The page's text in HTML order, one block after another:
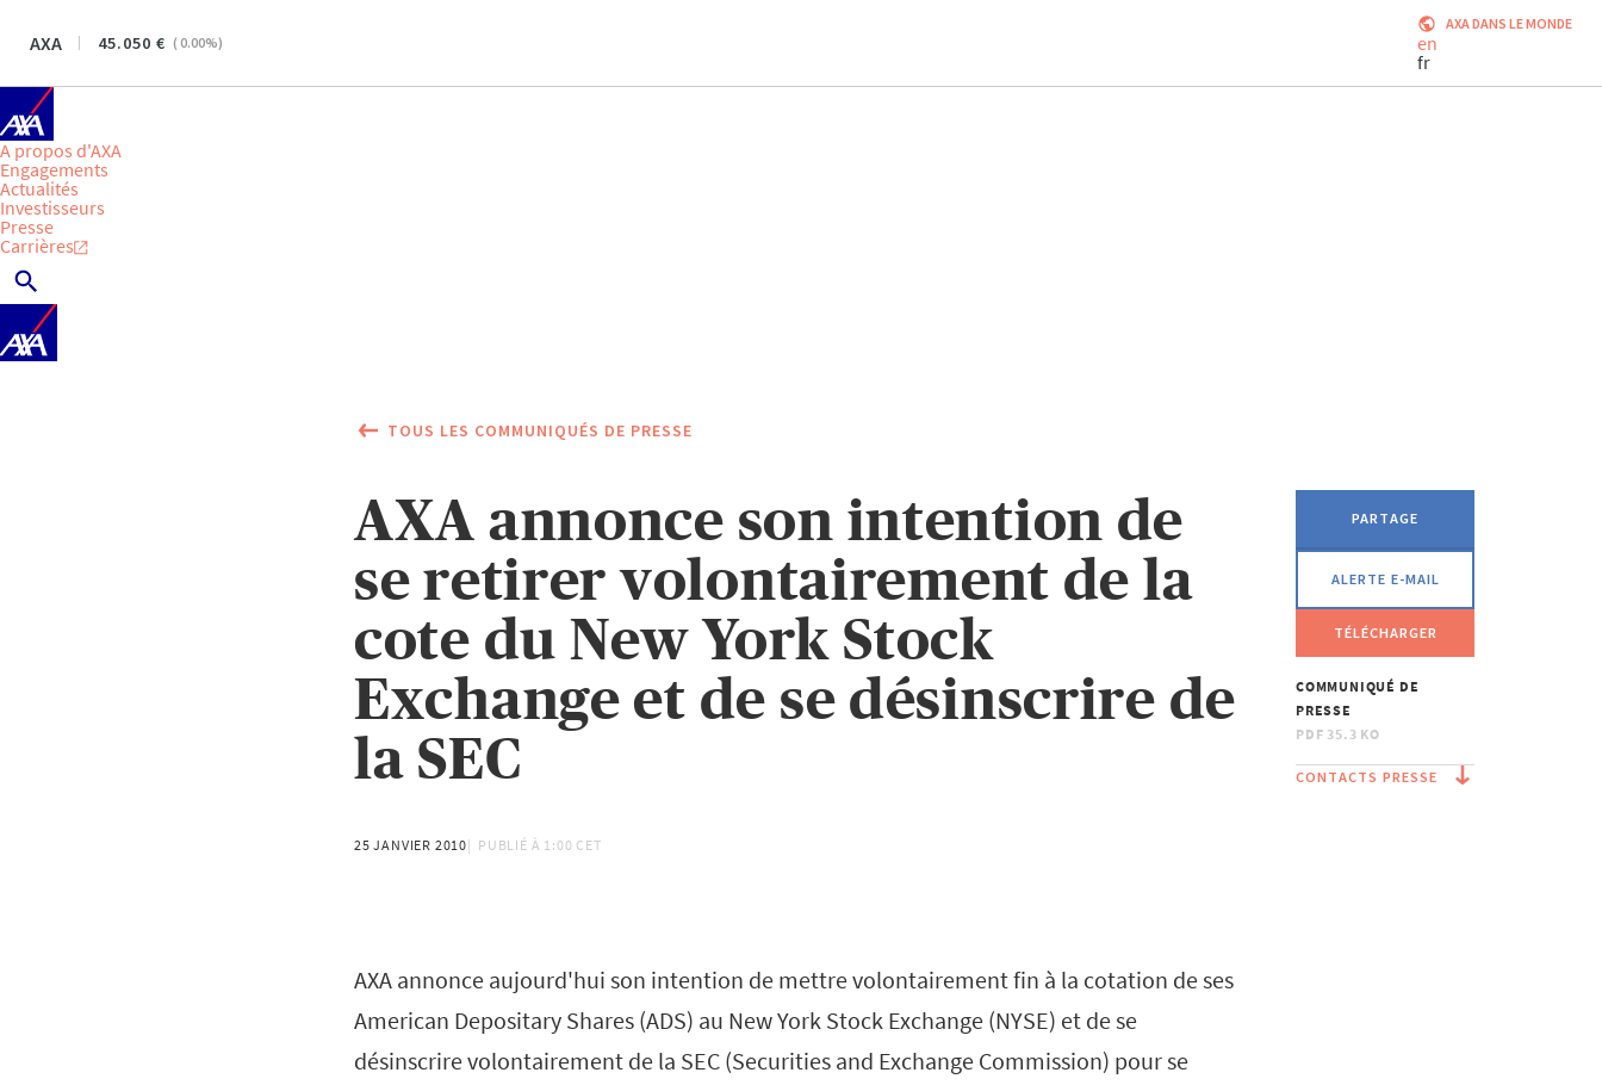
AXA 45.050 ( 0.00%)
AXA DANS LE MONDE
en
fr
A propos d'AXA
Engagements
Actualités
Investisseurs
Presse
Carrières
TOUS LES COMMUNIQUÉS DE PRESSE
AXA annonce son intention de
se retirer volontairement de la
cote du New York Stock
Exchange et de se désinscrire de
la SEC
PARTAGE
ALERTE E-MAIL
TÉLÉCHARGER
COMMUNIQUÉ DE
PRESSE
PDF 35.3 KO
CONTACTS PRESSE
25 JANVIER 2010 PUBLIÉ À 1:00 CET
AXA annonce aujourd'hui son intention de mettre volontairement fin à la cotation de ses
American Depositary Shares (ADS) au New York Stock Exchange (NYSE) et de se
désinscrire volontairement de la SEC (Securities and Exchange Commission) pour se